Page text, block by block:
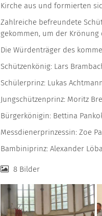
Kirche aus und formierten
Zahlreiche befreundete
gekommen, um der
Die Würdenträger des
Schützenkönig: Lars
Schülerprinz: Lukas
Jungschützenprinz: Moritz
Bürgerkönigin: Bettina
Messdienerprinzessin: Zoe
Bambiniprinz: Alexander
8 Bilder